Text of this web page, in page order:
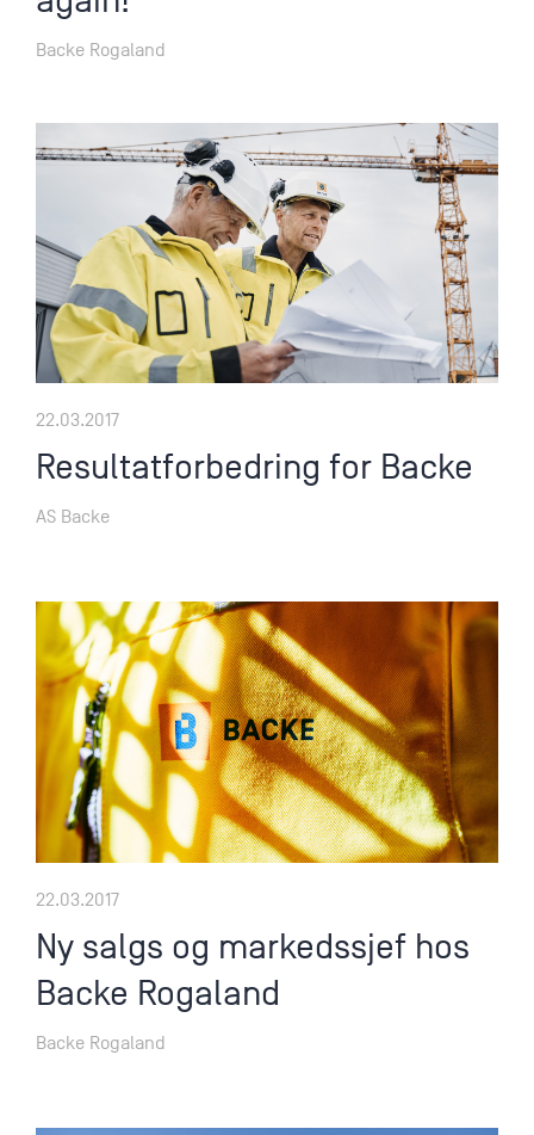
Backe Rogaland
22.03.2017
Resultatforbedring for Backe
AS Backe
22.03.2017
Ny salgs og markedssjef hos
Backe Rogaland
Backe Rogaland